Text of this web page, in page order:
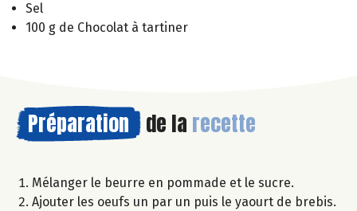
Sel
100 g de Chocolat à tartiner
Préparation de la recette
Mélanger le beurre en pommade et le sucre.
Ajouter les oeufs un par un puis le yaourt de brebis.